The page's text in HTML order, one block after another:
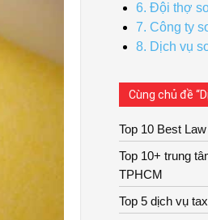
6. Đội thợ
7. Công ty
8. Dịch vụ
Cùng chủ đề
Top 10 Best
Top 10+ trung
TPHCM
Top 5 dịch vụ